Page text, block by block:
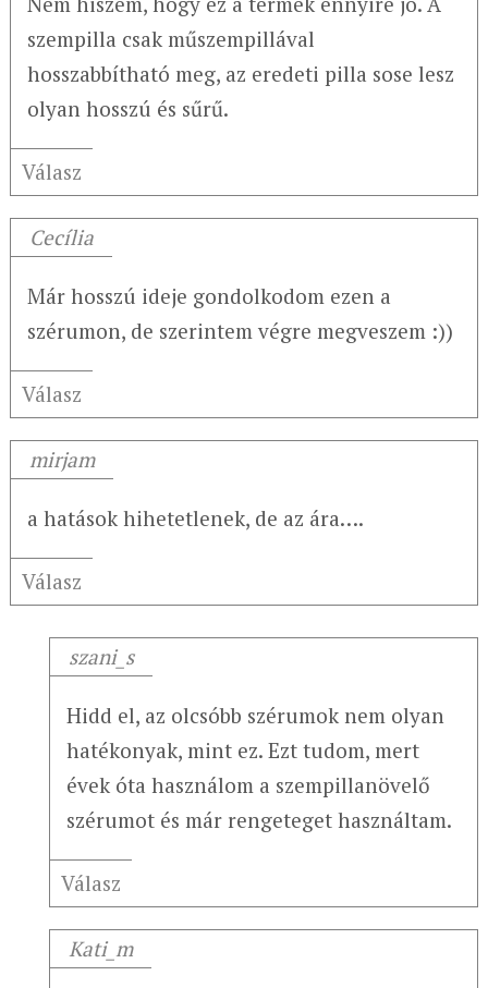
szempilla csak műszempillával
hosszabbítható meg, az eredeti pilla sose lesz
olyan hosszú és sűrű.
Válasz
Cecília
Már hosszú ideje gondolkodom ezen a
szérumon, de szerintem végre megveszem :))
Válasz
mirjam
a hatások hihetetlenek, de az ára….
Válasz
szani_s
Hidd el, az olcsóbb szérumok nem olyan
hatékonyak, mint ez. Ezt tudom, mert
évek óta használom a szempillanövelő
szérumot és már rengeteget használtam.
Válasz
Kati_m